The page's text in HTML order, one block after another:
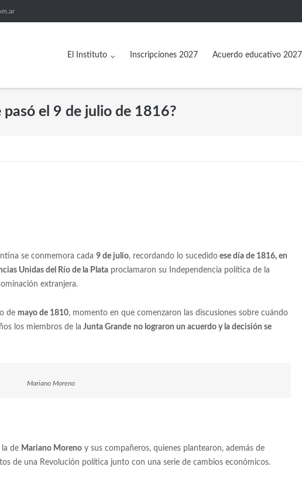
El Instituto Inscripciones 2027 Acuerdo educativo 2027
pasó el 9 de julio de 1816?
se conmemora cada 9 de julio, recordando lo sucedidoese día de 1816, en
Unidas del Río de la Plataproclamaron su Independencia política de la
extranjera.
de mayo de 1810, momento en que comenzaron las discusiones sobre cuándo
los miembros de la Junta Grande no lograron un acuerdo y la decisión se
Mariano Moreno
de Mariano Morenoy sus compañeros, quienes plantearon, además de
de una Revolución política junto con una serie de cambios económicos.